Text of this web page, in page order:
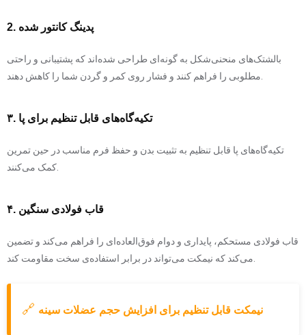
2. پدینگ کانتور شده
بالشتک‌های منحنی‌شکل به گونه‌ای طراحی شده‌اند که پشتیبانی و راحتی
۳. تکیه‌گاه‌های قابل تنظیم برای پا
تکیه‌گاه‌های پا قابل تنظیم به تثبیت بدن و حفظ فرم مناسب در حین تمرین
۴. قاب فولادی سنگین
قاب فولادی مستحکم، پایداری و دوام فوق‌العاده‌ای را فراهم می‌کند و تضمین
🔗 نیمکت قابل تنظیم برای افزایش حجم عضلات سینه